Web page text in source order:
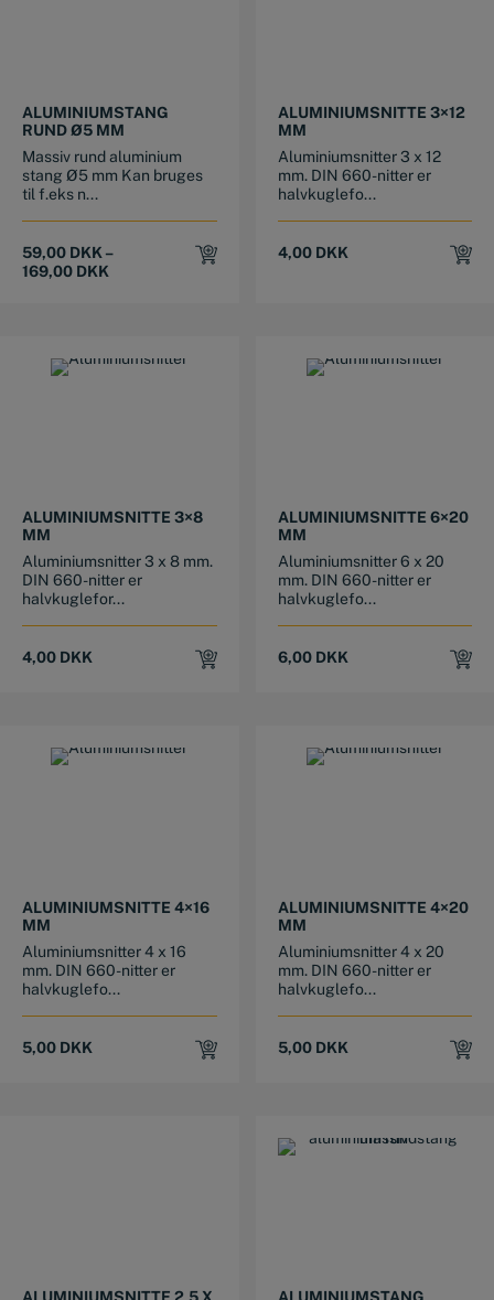
ALUMINIUMSTANG
RUND Ø5 MM
Massiv rund aluminium
stang Ø5 mm Kan bruges
til f.eks n...
59,00 DKK –
169,00 DKK
ALUMINIUMSNITTE 3×12
MM
Aluminiumsnitter 3 x 12
mm. DIN 660-nitter er
halvkuglefo...
4,00 DKK
ALUMINIUMSNITTE 3×8
MM
Aluminiumsnitter 3 x 8 mm.
DIN 660-nitter er
halvkuglefor...
4,00 DKK
ALUMINIUMSNITTE 6×20
MM
Aluminiumsnitter 6 x 20
mm. DIN 660-nitter er
halvkuglefo...
6,00 DKK
ALUMINIUMSNITTE 4×16
MM
Aluminiumsnitter 4 x 16
mm. DIN 660-nitter er
halvkuglefo...
5,00 DKK
ALUMINIUMSNITTE 4×20
MM
Aluminiumsnitter 4 x 20
mm. DIN 660-nitter er
halvkuglefo...
5,00 DKK